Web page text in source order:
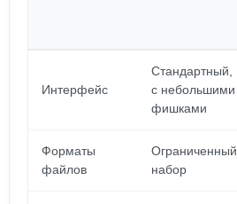
Интерфейс
Стандартный,
с небольшими
фишками
Форматы
файлов
Ограниченный
набор